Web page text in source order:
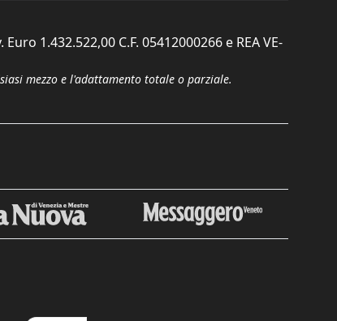
1.432.522,00 C.F. 05412000266 e REA VE-
mezzo e l'adattamento totale o parziale.